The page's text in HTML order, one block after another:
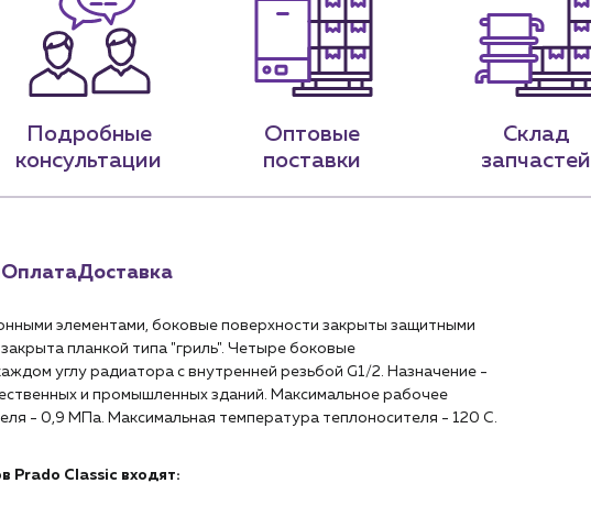
Подробные
консультации
Оптовые
поставки
Склад
запчастей
ОплатаДоставка
элементами, боковые поверхности закрыты защитными
планкой типа "гриль". Четыре боковые
углу радиатора с внутренней резьбой G1/2. Назначение -
и промышленных зданий. Максимальное рабочее
- 0,9 МПа. Максимальная температура теплоносителя - 120 С.
Prado Classic входят: